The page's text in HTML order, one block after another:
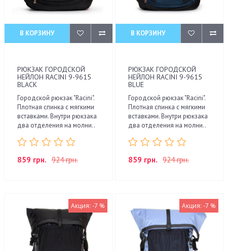
В КОРЗИНУ
РЮКЗАК ГОРОДСКОЙ
НЕЙЛОН RACINI 9-9615
BLACK
Городской рюкзак "Racini".
Плотная спинка с мягкими
вставками. Внутри рюкзака
два отделения на молни..
859 грн. 924 грн.
В КОРЗИНУ
РЮКЗАК ГОРОДСКОЙ
НЕЙЛОН RACINI 9-9615
BLUE
Городской рюкзак "Racini".
Плотная спинка с мягкими
вставками. Внутри рюкзака
два отделения на молни..
859 грн. 924 грн.
Акция: -7 % Акция: -7 %